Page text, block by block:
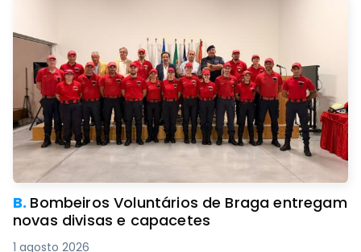
B. Bombeiros Voluntários de Braga entregam
novas divisas e capacetes
1 agosto 2026